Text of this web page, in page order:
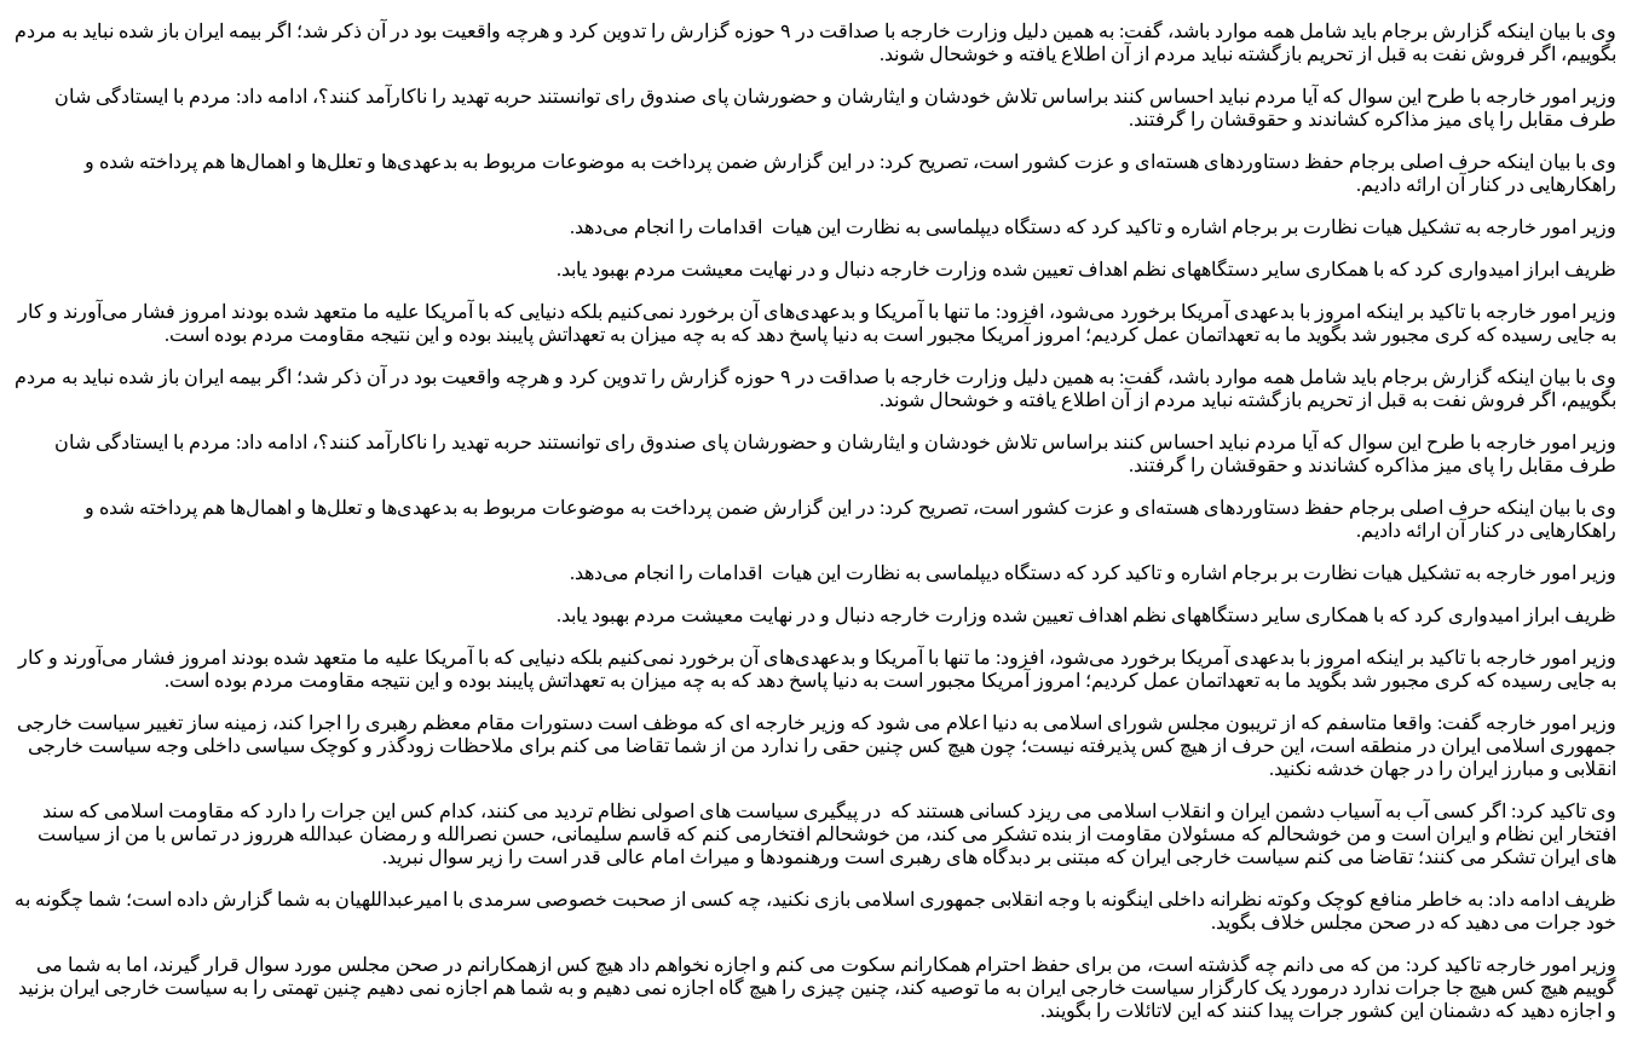
وی با بیان اینکه گزارش برجام باید شامل همه موارد باشد، گفت: به همین دلیل وزارت خارجه با صداقت در ۹ حوزه گزارش را تدوین کرد و هرچه واقعیت بود در آن ذکر شد؛ اگر بیمه ایران باز شده نباید به مردم
بگوییم، اگر فروش نفت به قبل از تحریم بازگشته نباید مردم از آن اطلاع یافته و خوشحال شوند.
وزیر امور خارجه با طرح این سوال که آیا مردم نباید احساس کنند براساس تلاش خودشان و ایثارشان و حضورشان پای صندوق رای توانستند حربه تهدید را ناکارآمد کنند؟، ادامه داد: مردم با ایستادگی شان
طرف مقابل را پای میز مذاکره کشاندند و حقوقشان را گرفتند.
وی با بیان اینکه حرف اصلی برجام حفظ دستاوردهای هسته‌ای و عزت کشور است، تصریح کرد: در این گزارش ضمن پرداخت به موضوعات مربوط به بدعهدی‌ها و تعلل‌ها و اهمال‌ها هم پرداخته شده و
راهکارهایی در کنار آن ارائه دادیم.
وزیر امور خارجه به تشکیل هیات نظارت بر برجام اشاره و تاکید کرد که دستگاه دیپلماسی به نظارت این هیات اقدامات را انجام می‌دهد.
ظریف ابراز امیدواری کرد که با همکاری سایر دستگاههای نظم اهداف تعیین شده وزارت خارجه دنبال و در نهایت معیشت مردم بهبود یابد.
وزیر امور خارجه با تاکید بر اینکه امروز با بدعهدی آمریکا برخورد می‌شود، افزود: ما تنها با آمریکا و بدعهدی‌های آن برخورد نمی‌کنیم بلکه دنیایی که با آمریکا علیه ما متعهد شده بودند امروز فشار می‌آورند و کار
به جایی رسیده که کری مجبور شد بگوید ما به تعهداتمان عمل کردیم؛ امروز آمریکا مجبور است به دنیا پاسخ دهد که به چه میزان به تعهداتش پایبند بوده و این نتیجه مقاومت مردم بوده است.
وی با بیان اینکه گزارش برجام باید شامل همه موارد باشد، گفت: به همین دلیل وزارت خارجه با صداقت در ۹ حوزه گزارش را تدوین کرد و هرچه واقعیت بود در آن ذکر شد؛ اگر بیمه ایران باز شده نباید به مردم
بگوییم، اگر فروش نفت به قبل از تحریم بازگشته نباید مردم از آن اطلاع یافته و خوشحال شوند.
وزیر امور خارجه با طرح این سوال که آیا مردم نباید احساس کنند براساس تلاش خودشان و ایثارشان و حضورشان پای صندوق رای توانستند حربه تهدید را ناکارآمد کنند؟، ادامه داد: مردم با ایستادگی شان
طرف مقابل را پای میز مذاکره کشاندند و حقوقشان را گرفتند.
وی با بیان اینکه حرف اصلی برجام حفظ دستاوردهای هسته‌ای و عزت کشور است، تصریح کرد: در این گزارش ضمن پرداخت به موضوعات مربوط به بدعهدی‌ها و تعلل‌ها و اهمال‌ها هم پرداخته شده و
راهکارهایی در کنار آن ارائه دادیم.
وزیر امور خارجه به تشکیل هیات نظارت بر برجام اشاره و تاکید کرد که دستگاه دیپلماسی به نظارت این هیات اقدامات را انجام می‌دهد.
ظریف ابراز امیدواری کرد که با همکاری سایر دستگاههای نظم اهداف تعیین شده وزارت خارجه دنبال و در نهایت معیشت مردم بهبود یابد.
وزیر امور خارجه با تاکید بر اینکه امروز با بدعهدی آمریکا برخورد می‌شود، افزود: ما تنها با آمریکا و بدعهدی‌های آن برخورد نمی‌کنیم بلکه دنیایی که با آمریکا علیه ما متعهد شده بودند امروز فشار می‌آورند و کار
به جایی رسیده که کری مجبور شد بگوید ما به تعهداتمان عمل کردیم؛ امروز آمریکا مجبور است به دنیا پاسخ دهد که به چه میزان به تعهداتش پایبند بوده و این نتیجه مقاومت مردم بوده است.
وزیر امور خارجه گفت: واقعا متاسفم که از تریبون مجلس شورای اسلامی به دنیا اعلام می شود که وزیر خارجه ای که موظف است دستورات مقام معظم رهبری را اجرا کند، زمینه ساز تغییر سیاست خارجی
جمهوری اسلامی ایران در منطقه است، این حرف از هیچ کس پذیرفته نیست؛ چون هیچ کس چنین حقی را ندارد من از شما تقاضا می کنم برای ملاحظات زودگذر و کوچک سیاسی داخلی وجه سیاست خارجی
انقلابی و مبارز ایران را در جهان خدشه نکنید.
وی تاکید کرد: اگر کسی آب به آسیاب دشمن ایران و انقلاب اسلامی می ریزد کسانی هستند که در پیگیری سیاست های اصولی نظام تردید می کنند، کدام کس این جرات را دارد که مقاومت اسلامی که سند
افتخار این نظام و ایران است و من خوشحالم که مسئولان مقاومت از بنده تشکر می کند، من خوشحالم افتخارمی کنم که قاسم سلیمانی، حسن نصرالله و رمضان عبدالله هرروز در تماس با من از سیاست
های ایران تشکر می کنند؛ تقاضا می کنم سیاست خارجی ایران که مبتنی بر دبدگاه های رهبری است ورهنمودها و میراث امام عالی قدر است را زیر سوال نبرید.
ظریف ادامه داد: به خاطر منافع کوچک وکوته نظرانه داخلی اینگونه با وجه انقلابی جمهوری اسلامی بازی نکنید، چه کسی از صحبت خصوصی سرمدی با امیرعبداللهیان به شما گزارش داده است؛ شما چگونه به
خود جرات می دهید که در صحن مجلس خلاف بگوید.
وزیر امور خارجه تاکید کرد: من که می دانم چه گذشته است، من برای حفظ احترام همکارانم سکوت می کنم و اجازه نخواهم داد هیچ کس ازهمکارانم در صحن مجلس مورد سوال قرار گیرند، اما به شما می
گوییم هیچ کس هیچ جا جرات ندارد درمورد یک کارگزار سیاست خارجی ایران به ما توصیه کند، چنین چیزی را هیچ گاه اجازه نمی دهیم و به شما هم اجازه نمی دهیم چنین تهمتی را به سیاست خارجی ایران بزنید
و اجازه دهید که دشمنان این کشور جرات پیدا کنند که این لاتائلات را بگویند.